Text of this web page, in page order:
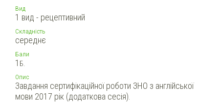
Вид
1 вид - рецептивний
Складність
середнє
Бали
1 Б.
Опис
Завдання сертифікаційної роботи ЗНО з англійської
мови 2017 рік (додаткова сесія).